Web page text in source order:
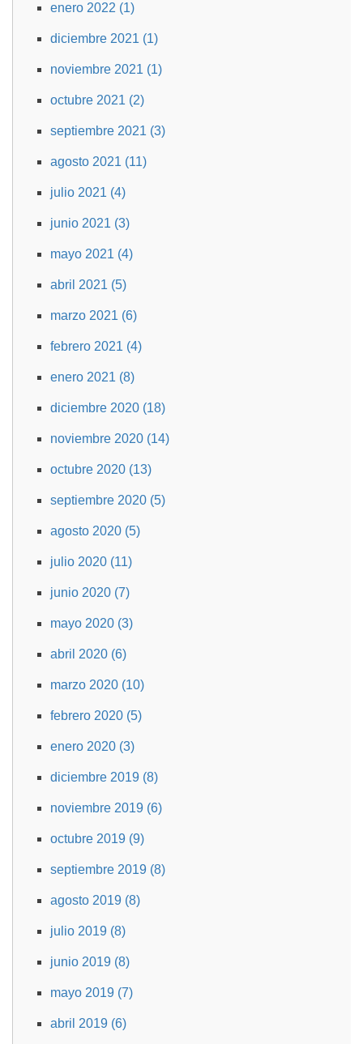
enero 2022 (1)
diciembre 2021 (1)
noviembre 2021 (1)
octubre 2021 (2)
septiembre 2021 (3)
agosto 2021 (11)
julio 2021 (4)
junio 2021 (3)
mayo 2021 (4)
abril 2021 (5)
marzo 2021 (6)
febrero 2021 (4)
enero 2021 (8)
diciembre 2020 (18)
noviembre 2020 (14)
octubre 2020 (13)
septiembre 2020 (5)
agosto 2020 (5)
julio 2020 (11)
junio 2020 (7)
mayo 2020 (3)
abril 2020 (6)
marzo 2020 (10)
febrero 2020 (5)
enero 2020 (3)
diciembre 2019 (8)
noviembre 2019 (6)
octubre 2019 (9)
septiembre 2019 (8)
agosto 2019 (8)
julio 2019 (8)
junio 2019 (8)
mayo 2019 (7)
abril 2019 (6)